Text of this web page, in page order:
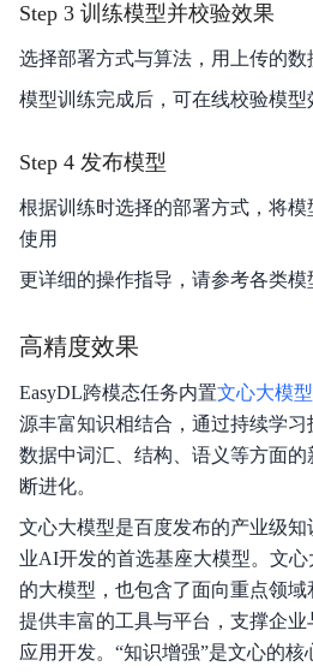
智能边缘控制台
Step 3 训练模型并校验效果
选择部署方式与算法，用上传的数
模型训练完成后，可在线校验模型
Step 4 发布模型
根据训练时选择的部署方式，将
使用
更详细的操作指导，请参考各类模
高精度效果
EasyDL跨模态任务内置文心大模型
源丰富知识相结合，通过持续学
数据中词汇、结构、语义等方面
断进化。
文心大模型是百度发布的产业级
业AI开发的首选基座大模型。文
的大模型，也包含了面向重点领
提供丰富的工具与平台，支撑企
应用开发。“知识增强”是文心的